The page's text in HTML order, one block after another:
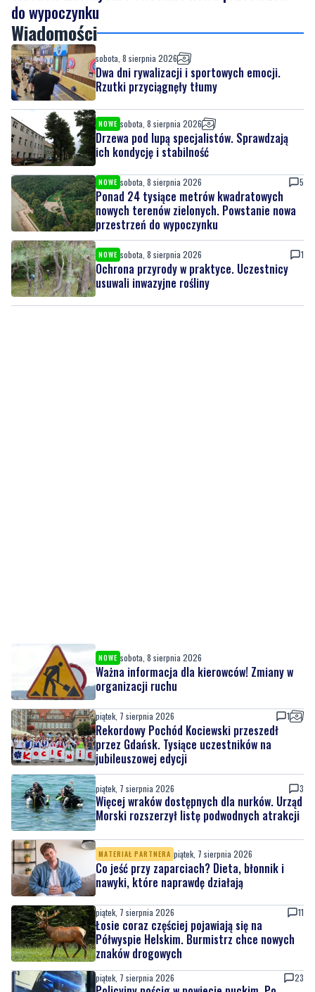
sobota, 8 sierpnia 2026
Dwa dni rywalizacji i sportowych emocji.
Rzutki przyciągnęły tłumy
NOWE sobota, 8 sierpnia 2026
Drzewa pod lupą specjalistów. Sprawdzają
NOWE sobota, 8 sierpnia 2026
Ponad 24 tysiące metrów kwadratowych
nowych terenów zielonych. Powstanie nowa
przestrzeń do wypoczynku
NOWE sobota, 8 sierpnia 2026
Ochrona przyrody w praktyce. Uczestnicy
usuwali inwazyjne rośliny
piątek, 7 sierpnia 2026
Rekordowy Pochód Kociewski przeszedł
przez Gdańsk. Tysiące uczestników na
jubileuszowej edycji
piątek, 7 sierpnia 2026
Więcej wraków dostępnych dla nurków. Urząd
Morski rozszerzył listę podwodnych atrakcji
MATERIAŁ PARTNERA piątek, 7 sierpnia 2026
Co jeść przy zaparciach? Dieta, błonnik i
piątek, 7 sierpnia 2026
Łosie coraz częściej pojawiają się na
Półwyspie Helskim. Burmistrz chce nowych
znaków drogowych
piątek, 7 sierpnia 2026
Policyjny pościg w powiecie puckim. Po
zatrzymaniu wyszło na jaw dlaczego 22-
latek uciekał